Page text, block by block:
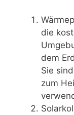
die
dem
Sie
zum